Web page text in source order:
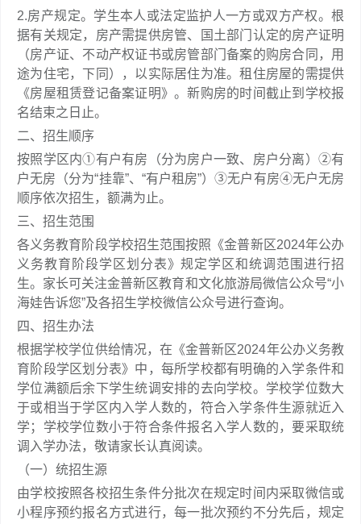
2.房产规定。学生本人或法定监护人一方或双方产权。根
据有关规定，房产需提供房管、国土部门认定的房产证明
（房产证、不动产权证书或房管部门备案的购房合同，用
途为住宅，下同），以实际居住为准。租住房屋的需提供
《房屋租赁登记备案证明》。新购房的时间截止到学校报
名结束之日止。
二、招生顺序
按照学区内①有户有房（分为房户一致、房户分离）②有
户无房（分为“挂靠”、“有户租房”）③无户有房④无户无房
顺序依次招生，额满为止。
三、招生范围
各义务教育阶段学校招生范围按照《金普新区2024年公办
义务教育阶段学区划分表》规定学区和统调范围进行招
生。家长可关注金普新区教育和文化旅游局微信公众号“小
海娃告诉您”及各招生学校微信公众号进行查询。
四、招生办法
根据学校学位供给情况，在《金普新区2024年公办义务教
育阶段学区划分表》中，每所学校都有明确的入学条件和
学位满额后余下学生统调安排的去向学校。学校学位数大
于或相当于学区内入学人数的，符合入学条件生源就近入
学；学校学位数小于符合条件报名入学人数的，要采取统
调入学办法，敬请家长认真阅读。
（一）统招生源
由学校按照各校招生条件分批次在规定时间内采取微信或
小程序预约报名方式进行，每一批次预约不分先后，规定